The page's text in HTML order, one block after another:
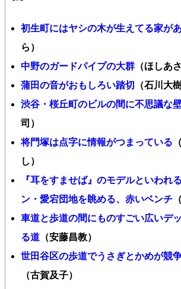
初生町にはヤシの木が生えてる家が
ら）
中野のガードパイプの大群 （ほしあ
蒲田の音がおもしろい踏切
（石川大樹
渋谷・桜丘町のビルの間に不思議な
司）
将門塚は点字に情報がつまっている
し）
『耳をすませば』のモデルといわれ
ン・愛宕団地を眺める、赤いベンチ
車道と歩道の間にものすごい広いデ
る道 （安藤昌教）
世田谷区の歩道でうさぎとかめが競
（古賀及子）